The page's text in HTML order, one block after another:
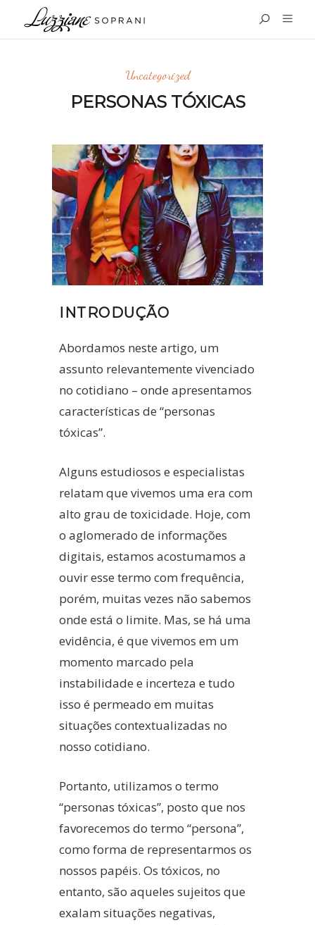
Uncategorized
PERSONAS TÓXICAS
INTRODUÇÃO
Abordamos neste artigo, um
assunto relevantemente vivenciado
no cotidiano – onde apresentamos
características de “personas
tóxicas”.
Alguns estudiosos e especialistas
relatam que vivemos uma era com
alto grau de toxicidade. Hoje, com
o aglomerado de informações
digitais, estamos acostumamos a
ouvir esse termo com frequência,
porém, muitas vezes não sabemos
onde está o limite. Mas, se há uma
evidência, é que vivemos em um
momento marcado pela
instabilidade e incerteza e tudo
isso é permeado em muitas
situações contextualizadas no
nosso cotidiano.
Portanto, utilizamos o termo
“personas tóxicas”, posto que nos
favorecemos do termo “persona”,
como forma de representarmos os
nossos papéis. Os tóxicos, no
entanto, são aqueles sujeitos que
exalam situações negativas,